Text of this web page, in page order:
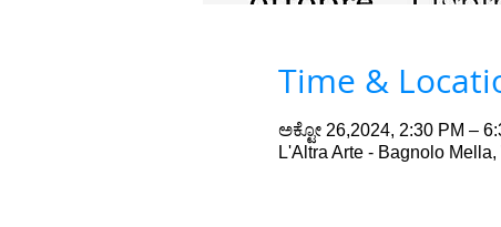
Time &
ಅಕ್ಟೋ 26,2024, 2:30 PM –
L'Altra Arte - Bagnolo